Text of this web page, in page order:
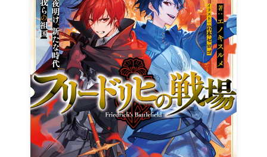
お問い合わせはこちら
オーバーラップノベルス
オーバーラップノベルスf
ロサージュノベルス